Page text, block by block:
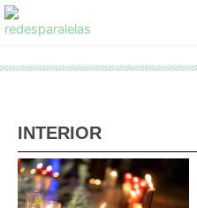
Ir
al
INTERIOR